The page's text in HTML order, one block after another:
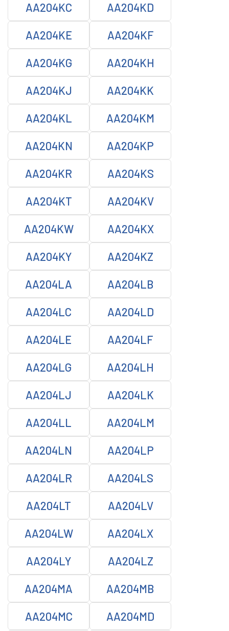
AA204KC AA204KD
AA204KE AA204KF
AA204KG AA204KH
AA204KJ AA204KK
AA204KL AA204KM
AA204KN AA204KP
AA204KR AA204KS
AA204KT AA204KV
AA204KW AA204KX
AA204KY AA204KZ
AA204LA AA204LB
AA204LC AA204LD
AA204LE AA204LF
AA204LG AA204LH
AA204LJ AA204LK
AA204LL AA204LM
AA204LN AA204LP
AA204LR AA204LS
AA204LT AA204LV
AA204LW AA204LX
AA204LY AA204LZ
AA204MA AA204MB
AA204MC AA204MD